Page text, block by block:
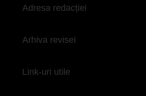
Adresa redacției
Arhiva revisei
Link-uri utile